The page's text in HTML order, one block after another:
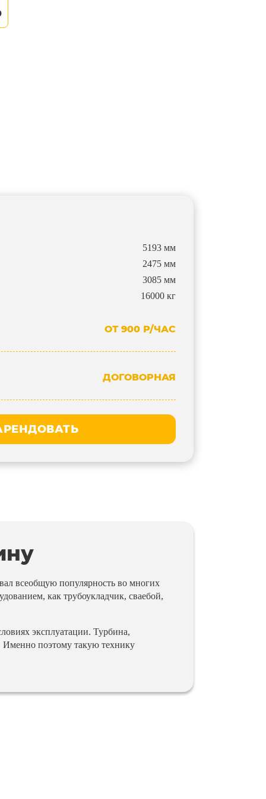
5193 мм
2475 мм
3085 мм
16000 кг
ОТ 900 Р/ЧАС
ДОГОВОРНАЯ
всеобщую популярность во многих
как трубоукладчик, сваебой,
эксплуатации. Турбина,
Именно поэтому такую технику